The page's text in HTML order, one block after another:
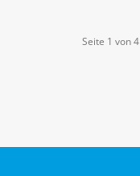
Seite 1 von 4